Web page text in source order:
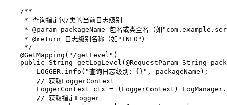
/**
     * 查询指定包/类的当前日志级别
     *
@param packageName 包名或类全名（如
     *
@return 日志级别名称（如"INFO"）
     */
@GetMapping("/getLevel")
public String getLogLevel ( @RequestParam String
        LOGGER.info(
"查询日志级别：{}" , packageName);
// 获取LoggerContext
LoggerContext
ctx = (LoggerContext)
// 获取指定Logger